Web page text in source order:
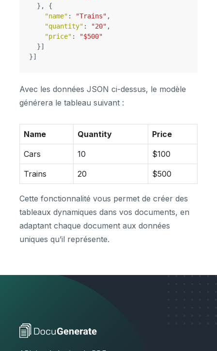
},
{
"name" : "Trains" ,
"quantity" : "20" ,
"price" :
"$500"
}]
}]
Avec les données JSON ci-dessus, le modèle
générera le tableau suivant :
Name Quantity Price
Cars 10 $100
Trains 20 $500
Cette fonctionnalité vous permet de créer des
tableaux dynamiques dans vos documents, en
adaptant chaque document aux données
uniques qu’il représente.